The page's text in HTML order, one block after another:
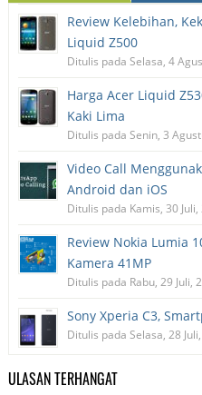
Review Kelebihan,
Liquid Z500
Ditulis pada Selasa, 4
Harga Acer Liquid
Kaki Lima
Ditulis pada Senin, 3
Video Call
Android dan iOS
Ditulis pada Kamis, 30
Review Nokia Lumia
Kamera 41MP
Ditulis pada Rabu, 29 Juli,
Sony Xperia C3,
Ditulis pada Selasa, 28
ULASAN TERHANGAT